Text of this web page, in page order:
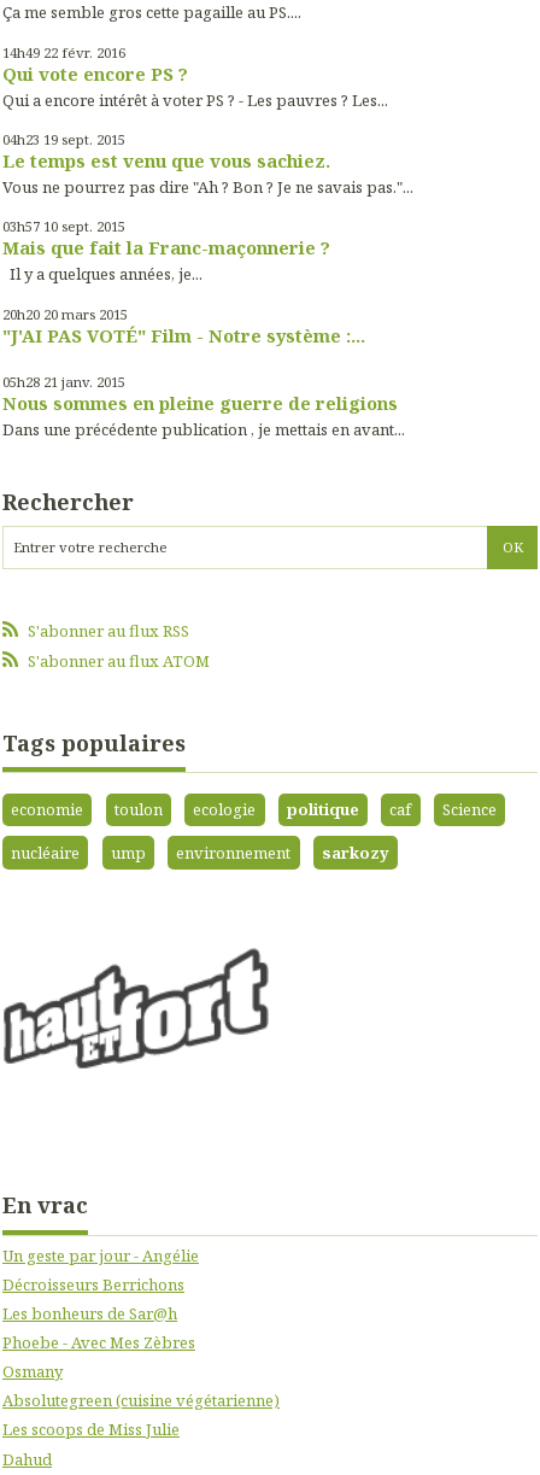
Ça me semble gros cette pagaille au PS....
14h49 22 févr. 2016
Qui vote encore PS ?
Qui a encore intérêt à voter PS ? - Les pauvres ? Les...
04h23 19 sept. 2015
Le temps est venu que vous sachiez.
Vous ne pourrez pas dire "Ah ? Bon ? Je ne savais pas."...
03h57 10 sept. 2015
Mais que fait la Franc-maçonnerie ?
Il y a quelques années, je...
20h20 20 mars 2015
"J'AI PAS VOTÉ" Film - Notre système :...
05h28 21 janv. 2015
Nous sommes en pleine guerre de religions
Dans une précédente publication , je mettais en avant...
Rechercher
S'abonner au flux RSS
S'abonner au flux ATOM
Tags populaires
economie toulon ecologie politique caf
Science
nucléaire
ump environnement sarkozy
En vrac
Un geste par jour - Angélie
Décroisseurs Berrichons
Les bonheurs de Sar@h
Phoebe - Avec Mes Zèbres
Osmany
Absolutegreen (cuisine végétarienne)
Les scoops de Miss Julie
Dahud